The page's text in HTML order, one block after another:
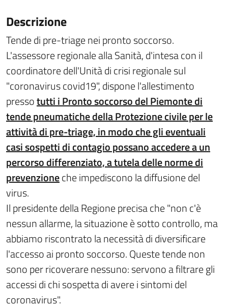
Descrizione
Tende di pre-triage nei pronto soccorso.
L'assessore regionale alla Sanità, d'intesa con il
coordinatore dell'Unità di crisi regionale sul
"coronavirus covid19", dispone l'allestimento
pressotutti i Pronto soccorso del Piemonte di
tende pneumatiche della Protezione civile per le
attività di pre-triage, in modo che gli eventuali
casi sospetti di contagio possano accedere a un
percorso differenziato, a tutela delle norme di
prevenzioneche impediscono la diffusione del
virus.
Il presidente della Regione precisa che "non c'è
nessun allarme, la situazione è sotto controllo, ma
abbiamo riscontrato la necessità di diversificare
l'accesso ai pronto soccorso. Queste tende non
sono per ricoverare nessuno: servono a filtrare gli
accessi di chi sospetta di avere i sintomi del
coronavirus".